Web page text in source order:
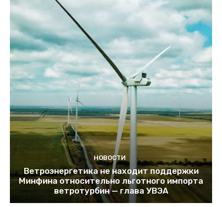
НОВОСТИ
Ветроэнергетика не находит поддержки
Минфина относительно льготного импорта
ветротурбин — глава УВЭА